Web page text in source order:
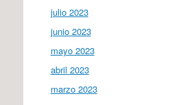
julio 2023
junio 2023
mayo 2023
abril 2023
marzo 2023